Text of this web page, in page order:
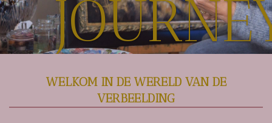
WELKOM IN DE WERELD VAN DE
VERBEELDING